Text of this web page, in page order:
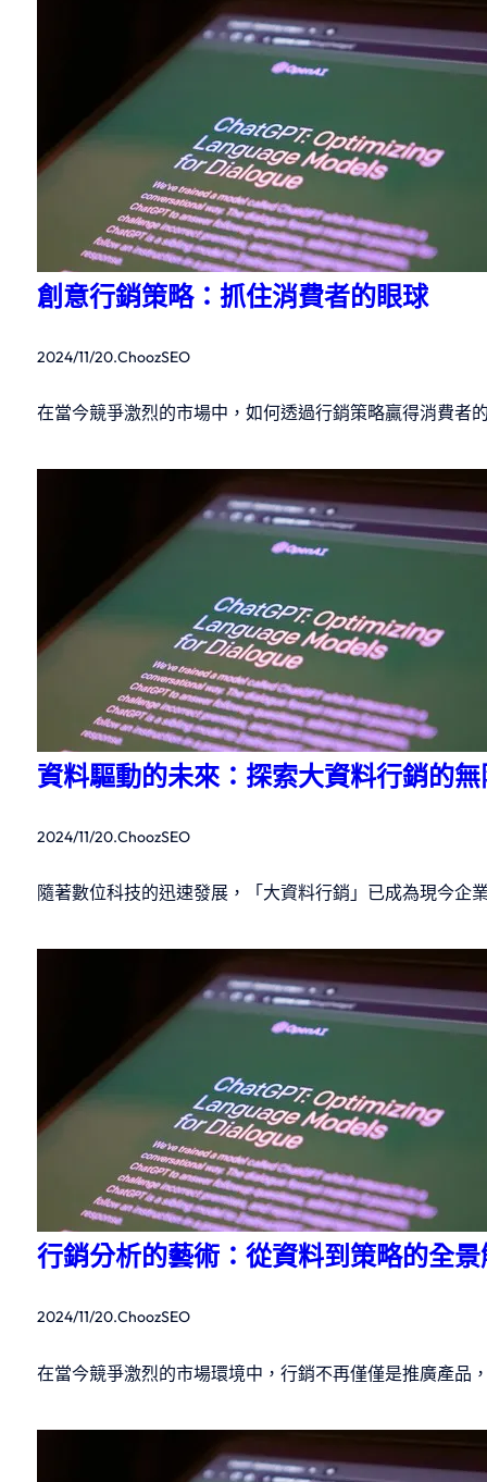
創意行銷策略：抓住消費者的眼球
2024/11/20.ChoozSEO
在當今競爭激烈的市場中，如何透過行銷策略贏得消費
資料驅動的未來：探索大資料行銷的
2024/11/20.ChoozSEO
隨著數位科技的迅速發展，「大資料行銷」已成為現今
行銷分析的藝術：從資料到策略的全
2024/11/20.ChoozSEO
在當今競爭激烈的市場環境中，行銷不再僅僅是推廣產